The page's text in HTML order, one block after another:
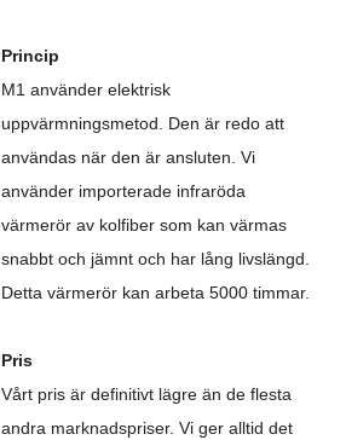
Princip
M1 använder elektrisk
uppvärmningsmetod. Den är redo att
användas när den är ansluten. Vi
använder importerade infraröda
värmerör av kolfiber som kan värmas
snabbt och jämnt och har lång livslängd.
Detta värmerör kan arbeta 5000 timmar.
Pris
Vårt pris är definitivt lägre än de flesta
andra marknadspriser. Vi ger alltid det